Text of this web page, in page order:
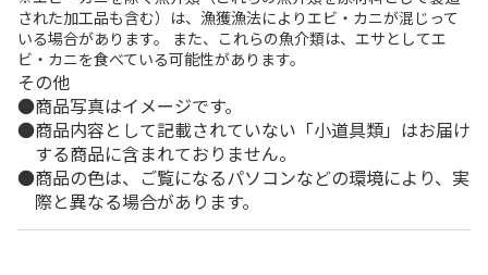
された加工品も含む）は、漁獲漁法によりエビ・カニが混じって
いる場合があります。 また、これらの魚介類は、エサとしてエ
ビ・カニを食べている可能性があります。
その他
商品写真はイメージです。
商品内容として記載されていない「小道具類」はお届け
する商品に含まれておりません。
商品の色は、ご覧になるパソコンなどの環境により、実
際と異なる場合があります。